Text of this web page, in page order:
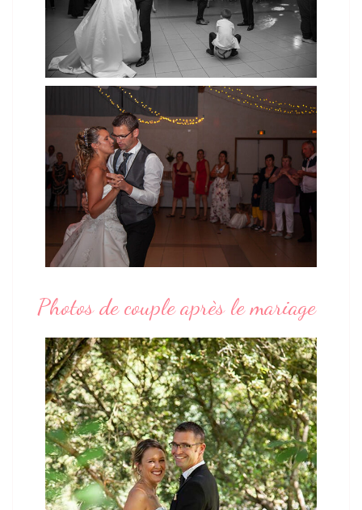
Photos de couple après le mariage